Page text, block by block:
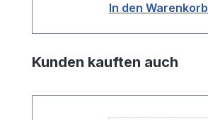
In den Warenkorb
Produktgalerie überspringen
Kunden kauften auch